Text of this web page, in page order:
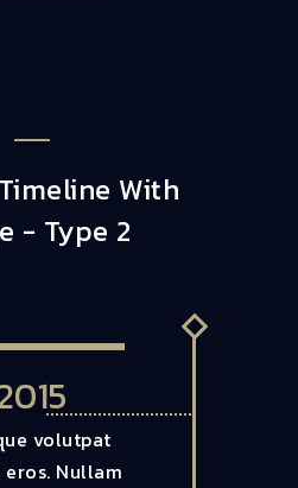
With
- Type 2
volutpat
Nullam